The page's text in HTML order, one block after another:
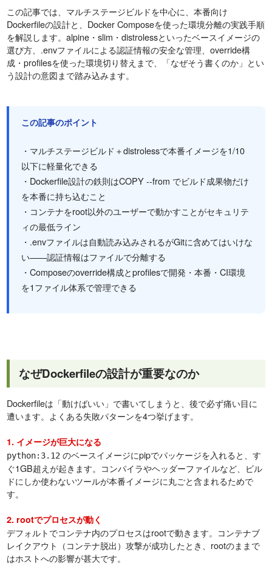
この記事では、マルチステージビルドを中心に、本番向け
Dockerfileの設計と、Docker Composeを使った環境分離の実践手順
を解説します。alpine・slim・distrolessといったベースイメージの
選び方、.envファイルによる認証情報の安全な管理、override構
成・profilesを使った環境切り替えまで、「なぜそう書くのか」とい
う設計の意図まで踏み込みます。
この記事のポイント
・マルチステージビルド＋distrolessで本番イメージを1/10
以下に軽量化できる
・Dockerfile設計の鉄則はCOPY --from でビルド成果物だけ
を本番に持ち込むこと
・コンテナをroot以外のユーザーで動かすことがセキュリテ
ィの最低ライン
・.envファイルは自動読み込みされるがGitに含めてはいけな
い——認証情報はファイルで分離する
・Composeのoverride構成とprofilesで開発・本番・CI環境
を1ファイル体系で管理できる
なぜDockerfileの設計が重要なのか
Dockerfileは「動けばいい」で書いてしまうと、後で必ず痛い目に
遭います。よくある失敗パターンを4つ挙げます。
1. イメージが巨大になる
python:3.12 のベースイメージにpipでパッケージを入れると、す
ぐ1GB超えが起きます。コンパイラやヘッダーファイルなど、ビル
ドにしか使わないツールが本番イメージに丸ごと含まれるためで
す。
2. rootでプロセスが動く
デフォルトでコンテナ内のプロセスはrootで動きます。コンテナブ
レイクアウト（コンテナ脱出）攻撃が成功したとき、rootのままで
はホストへの影響が甚大です。